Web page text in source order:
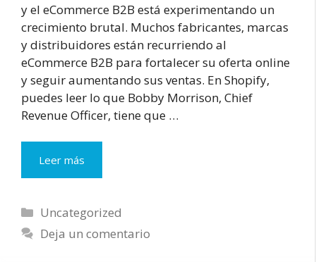
y el eCommerce B2B está experimentando un
crecimiento brutal. Muchos fabricantes, marcas
y distribuidores están recurriendo al
eCommerce B2B para fortalecer su oferta online
y seguir aumentando sus ventas. En Shopify,
puedes leer lo que Bobby Morrison, Chief
Revenue Officer, tiene que …
Leer más
tu
B2B
con
Shopify
Categorías
Uncategorized
Deja un comentario